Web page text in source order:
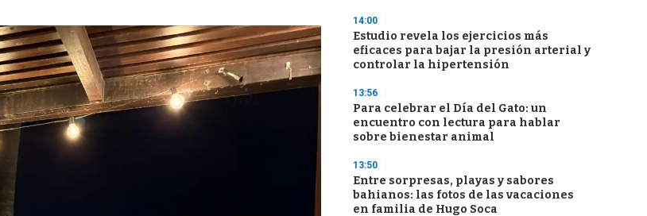
14:00
Estudio revela los ejercicios más
eficaces para bajar la presión arterial y
controlar la hipertensión
13:56
Para celebrar el Día del Gato: un
encuentro con lectura para hablar
sobre bienestar animal
13:50
Entre sorpresas, playas y sabores
bahianos: las fotos de las vacaciones
en familia de Hugo Soca